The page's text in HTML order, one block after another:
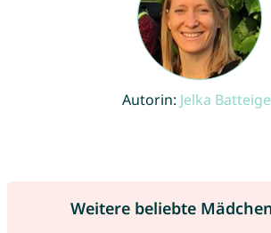
Autorin: Jelka
Weitere beliebte